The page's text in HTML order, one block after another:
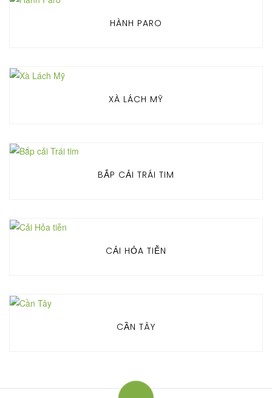
HÀNH PARO
XÀ LÁCH MỸ
BẮP CẢI TRÁI TIM
CẢI HỎA TIỄN
CẦN TÂY